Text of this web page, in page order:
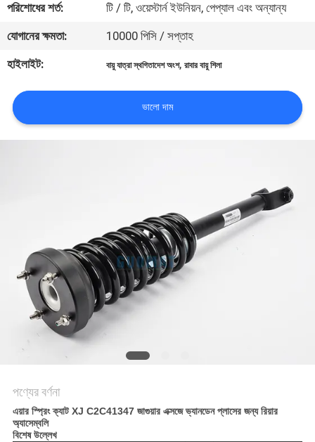
যোগাযোগ
করুন
উদ্ধৃতির
জন্য
আবেদন
PRIVACY
POLICY
পরিশোধের শর্ত:
টি / টি, ওয়েস্টার্ন ইউনিয়ন, পেপ্যাল ​​এবং অন্যান্য
যোগানের ক্ষমতা:
10000 পিসি / সপ্তাহ
হাইলাইট:
বায়ু যাত্রা স্থগিতাদেশ অংশ,রাবার বায়ু শিলা
ভালো দাম
পণ্যের বর্ণনা
এয়ার স্প্রিং ক্যাট XJ C2C41347 জাগুয়ার এক্সজে ভ্যানডেন প্লাসের জন্য রিয়ার
অ্যাসেম্বলি
বিশেষ উল্লেখ